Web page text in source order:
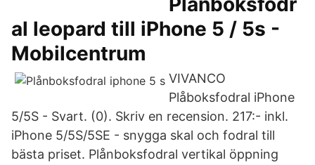
al leopard till iPhone 5 / 5s -
Mobilcentrum
VIVANCO
Plåboksfodral iPhone
5/5S - Svart. (0). Skriv en recension. 217:- inkl.
iPhone 5/5S/5SE - snygga skal och fodral till
bästa priset. Plånboksfodral vertikal öppning